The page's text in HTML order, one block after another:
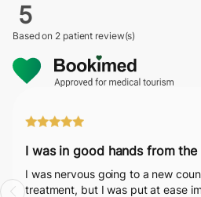
5
Based on 2 patient review(s)
I was nervous going to a new
treatment, but I was put at ease